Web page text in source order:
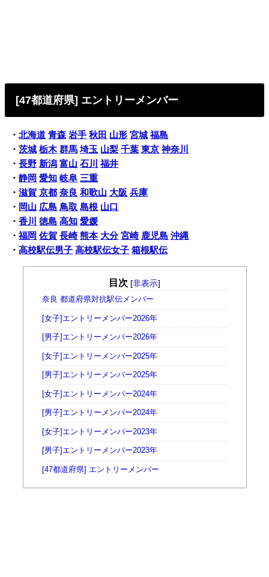
[47都道府県] エントリーメンバー
・北海道 青森 岩手 秋田 山形 宮城 福島
・茨城 栃木 群馬 埼玉 山梨 千葉 東京 神奈川
・長野 新潟 富山 石川
福井
・静岡 愛知 岐阜 三重
・滋賀 京都 奈良 和歌山 大阪 兵庫
・ 岡山 広島 鳥取 島根 山口
・香川 徳島 高知 愛媛
・福岡 佐賀 長崎 熊本 大分 宮崎 鹿児島 沖縄
・高校駅伝男子 高校駅伝女子 箱根駅伝
目次 [非表示]
奈良 都道府県対抗駅伝メンバー
[女子]エントリーメンバー2026年
[男子]エントリーメンバー2026年
[女子]エントリーメンバー2025年
[男子]エントリーメンバー2025年
[女子]エントリーメンバー2024年
[男子]エントリーメンバー2024年
[女子]エントリーメンバー2023年
[男子]エントリーメンバー2023年
[47都道府県] エントリーメンバー